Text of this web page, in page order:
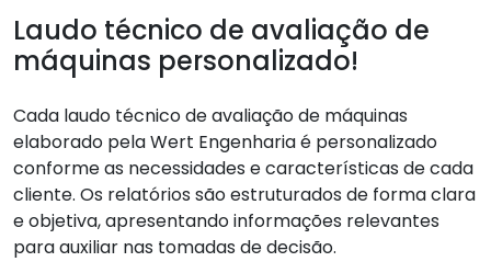
Laudo técnico de avaliação de
máquinas personalizado!
Cada laudo técnico de avaliação de máquinas
elaborado pela Wert Engenharia é personalizado
conforme as necessidades e características de cada
cliente. Os relatórios são estruturados de forma clara
e objetiva, apresentando informações relevantes
para auxiliar nas tomadas de decisão.